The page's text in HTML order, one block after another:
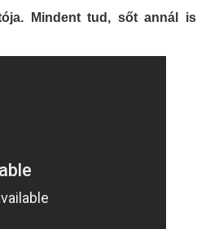
Mindent tud, sőt annál is